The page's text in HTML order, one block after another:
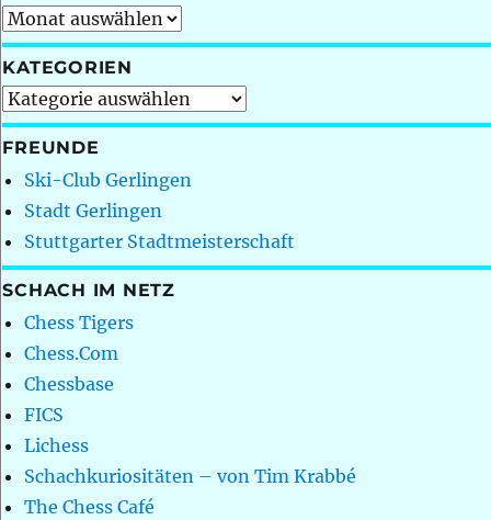
Archiv
KATEGORIEN
Kategorien
FREUNDE
Ski-Club Gerlingen
Stadt Gerlingen
Stuttgarter Stadtmeisterschaft
SCHACH IM NETZ
Chess Tigers
Chess.Com
Chessbase
FICS
Lichess
Schachkuriositäten – von Tim Krabbé
The Chess Café